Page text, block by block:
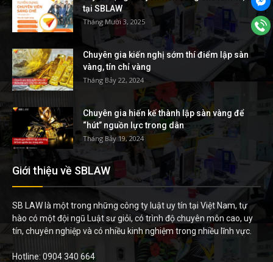
tại SBLAW
Tháng Mười 3, 2025
Chuyên gia kiến nghị sớm thí điểm lập sàn
vàng, tín chỉ vàng
Tháng Bảy 22, 2024
Chuyên gia hiến kế thành lập sàn vàng để
“hút” nguồn lực trong dân
Tháng Bảy 19, 2024
Giới thiệu về SBLAW
SB LAW là một trong những công ty luật uy tín tại Việt Nam, tự
hào có một đội ngũ Luật sư giỏi, có trình độ chuyên môn cao, uy
tín, chuyên nghiệp và có nhiều kinh nghiệm trong nhiều lĩnh vực.
Hotline: 0904 340 664